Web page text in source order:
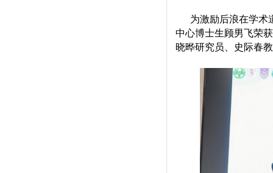
为激励后浪在学术
中心博士生顾男飞荣
晓晔研究员、史际春